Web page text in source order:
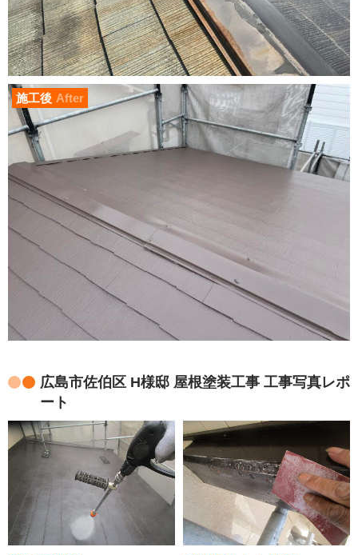
施工後 After
広島市佐伯区 H様邸 屋根塗装工事 工事写真レポ
ート